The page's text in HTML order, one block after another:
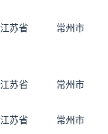
江苏省 常州市
江苏省 常州市
江苏省 常州市